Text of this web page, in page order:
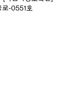
로-0551호